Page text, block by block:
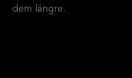
dem längre.